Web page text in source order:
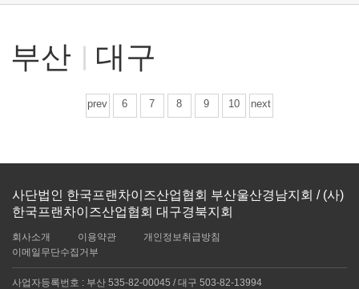
부산 대구
prev 6 7 8 9 10 next
사단법인 한국프랜차이즈산업협회 부산울산경남지회 / (사)
한국프랜차이즈산업협회 대구경북지회
회사소개 이용약관
개인정보취급방침
이메일무단수집거부
사업자등록번호 : 부산 535-82-00045 / 대구 503-82-13994